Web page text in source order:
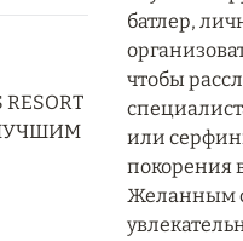
ЛУЧШИМ
батлер,
чтобы
или
покорения
Желанным